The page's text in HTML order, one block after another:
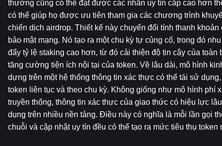
thường cũng có thể đạt được các nhãn uy tín cấp cao hơn
có thể giúp họ được ưu tiên tham gia các chương trình
chiến dịch airdrop. Thiết kế này chuyển đổi tính thanh
bảo mật mạng. Nó tạo ra một chu kỳ tự củng cố, trong đó
đẩy tỷ lệ staking cao hơn, từ đó cải thiện độ tin cậy của
tăng cường tiện ích nội tại của token. Về lâu dài, mô hình
dựng trên một hệ thống thông tin xác thực có thể tái sử
token liên tục và theo chu kỳ. Không giống như mô hình phí
truyền thống, thông tin xác thực của giao thức có hiệu lực
dụng trên nhiều nền tảng. Điều này có nghĩa là mỗi lần gọi
chuỗi và cập nhật uy tín đều có thể tạo ra mức tiêu thụ token